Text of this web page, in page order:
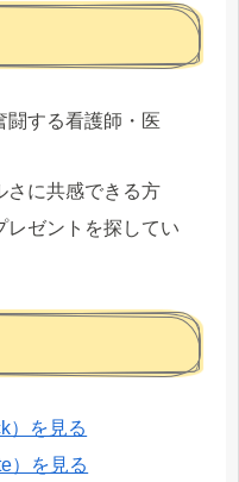
闘する看護師・医
さに共感できる方
レゼントを探してい
）を見る
）を見る